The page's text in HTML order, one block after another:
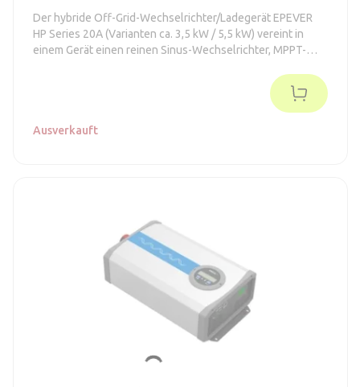
Der hybride Off-Grid-Wechselrichter/Ladegerät EPEVER
HP Series 20A (Varianten ca. 3,5 kW / 5,5 kW) vereint in
einem Gerät einen reinen Sinus-Wechselrichter, MPPT-
Generator – für eine stabile Stromversorgung von Haus,
am Ausgang + PFC (schont das Netz/den Generator) -
MPPT mit hoher Nachführungsleistung - Betrieb mit und
Ausverkauft